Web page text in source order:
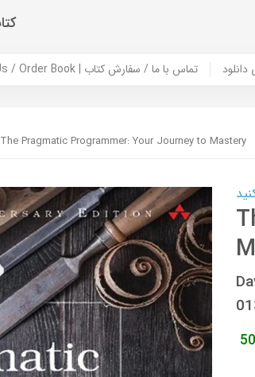
Contact Us / Order Book | تماس با ما / سفارش کتاب دانلود
The Pragmatic Programmer: Your Journey to Mastery